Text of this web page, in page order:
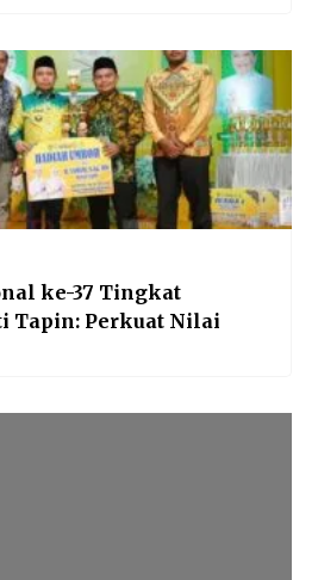
ke-37 Tingkat
Tapin: Perkuat Nilai